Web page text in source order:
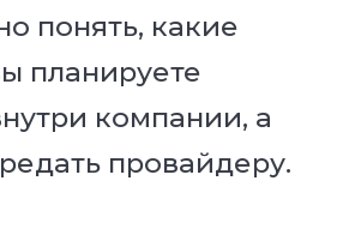
понять, какие
планируете
компании, а
провайдеру.